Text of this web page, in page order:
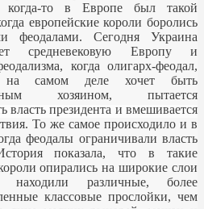
то в Европе был такой
европейские короли боролись
феодалами. Сегодня Украина
средневековую Европу и
когда олигарх-феодал,
на самом деле хочет быть
хозяином, пытается
власть президента и вмешивается
То же самое происходило и в
феодалы ограничивали власть
показала, что в такие
опирались на широкие слои
находили различные, более
классовые прослойки, чем